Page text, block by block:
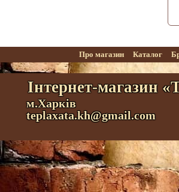
Про магазин Каталог
Інтернет-магазин
м.Харків
teplaxata.kh@gmail.com